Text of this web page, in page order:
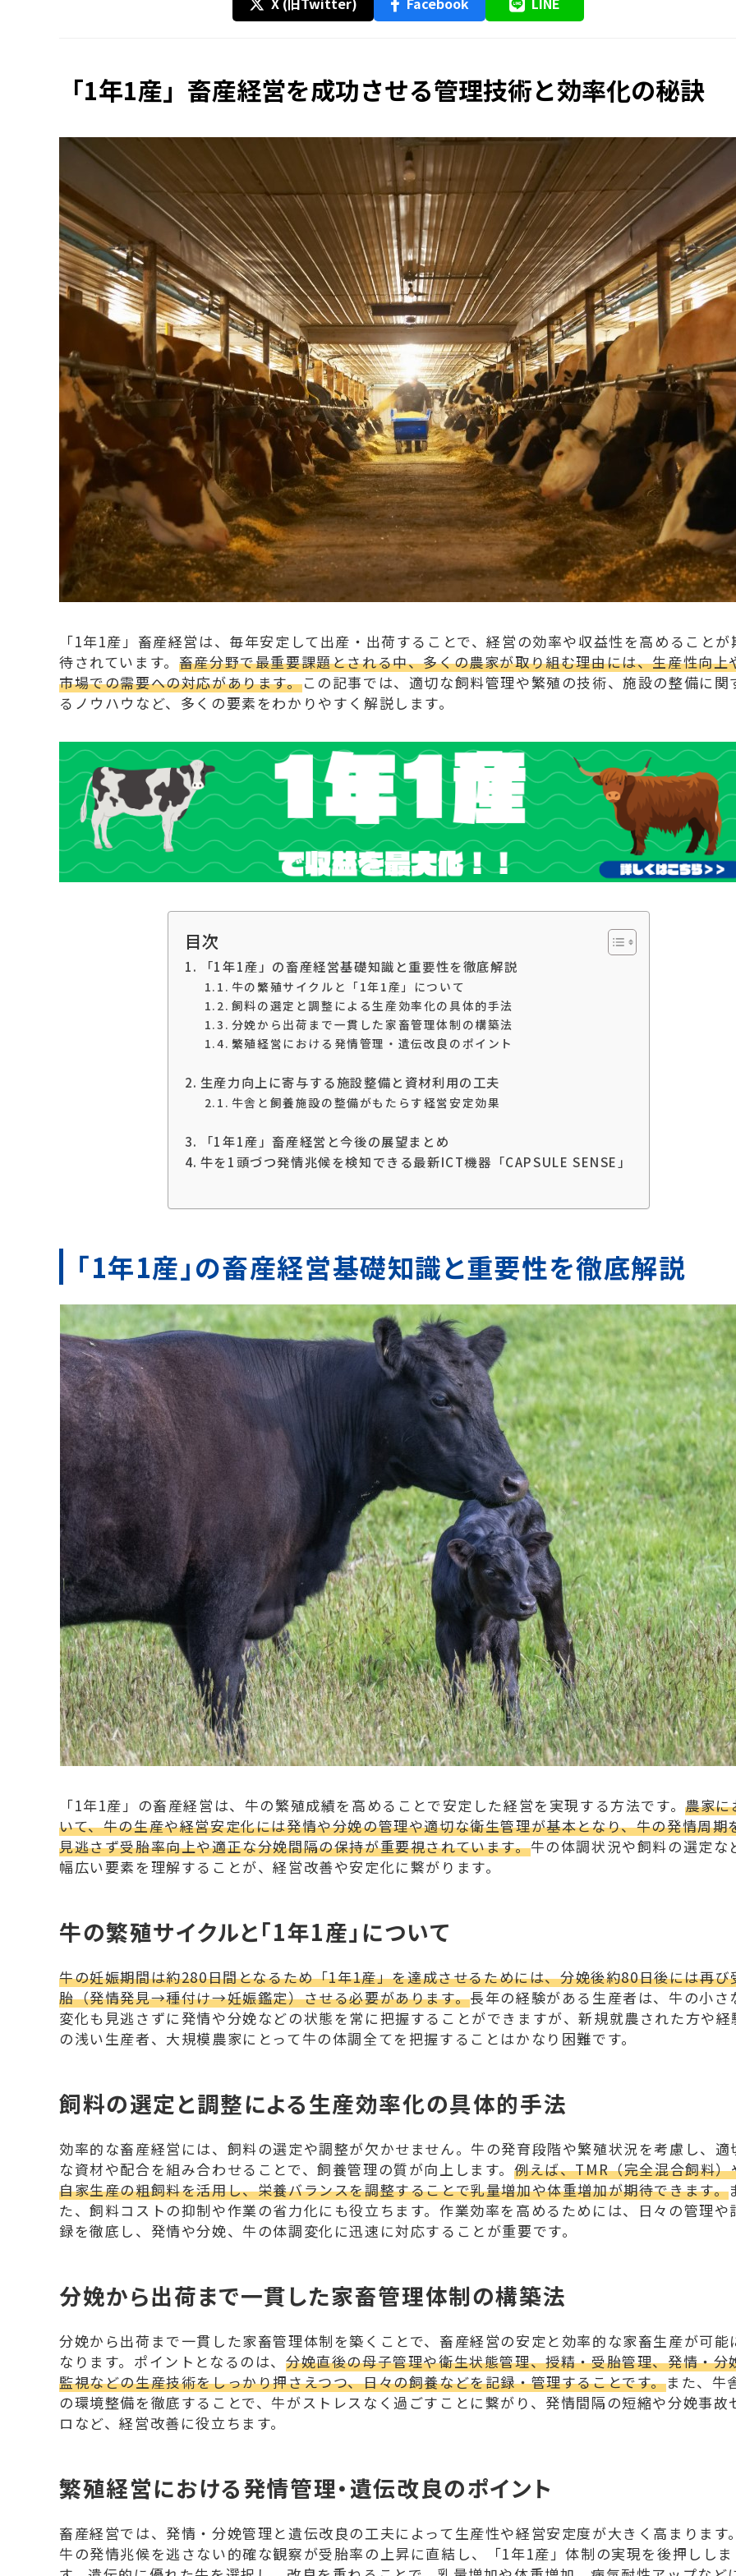
「1年1産」畜産経営を成功させる管理技術と効率化の秘訣
「1年1産」畜産経営は、毎年安定して出産・出荷することで、経営の効率や収益性を高めることが
待されています。 畜産分野で最重要課題とされる中、多くの農家が取り組む理由には、生産性向上
市場での需要への対応があります。この記事では、適切な飼料管理や繁殖の技術、施設の整備に関
るノウハウなど、多くの要素をわかりやすく解説します。
目次
「1年1産」の畜産経営基礎知識と重要性を徹底解説
牛の繁殖サイクルと「1年1産」について
飼料の選定と調整による生産効率化の具体的手法
分娩から出荷まで一貫した家畜管理体制の構築法
繁殖経営における発情管理・遺伝改良のポイント
生産力向上に寄与する施設整備と資材利用の工夫
牛舎と飼養施設の整備がもたらす経営安定効果
「1年1産」畜産経営と今後の展望まとめ
牛を1頭づつ発情兆候を検知できる最新ICT機器「CAPSULE SENSE」
「1年1産」の畜産経営基礎知識と重要性を徹底解説
「1年1産」の畜産経営は、牛の繁殖成績を高めることで安定した経営を実現する方法です。農家に
いて、牛の生産や経営安定化には発情や分娩の管理や適切な衛生管理が基本となり、牛の発情周期
見逃さず受胎率向上や適正な分娩間隔の保持が重要視されています。牛の体調状況や飼料の選定な
幅広い要素を理解することが、経営改善や安定化に繋がります。
牛の繁殖サイクルと「1年1産」について
牛の妊娠期間は約280日間となるため「1年1産」を達成させるためには、分娩後約80日後には再び
胎（発情発見→種付け→妊娠鑑定）させる必要があります。長年の経験がある生産者は、牛の小さ
変化も見逃さずに発情や分娩などの状態を常に把握することができますが、新規就農された方や経
の浅い生産者、大規模農家にとって牛の体調全てを把握することはかなり困難です。
飼料の選定と調整による生産効率化の具体的手法
効率的な畜産経営には、飼料の選定や調整が欠かせません。牛の発育段階や繁殖状況を考慮し、適
な資材や配合を組み合わせることで、飼養管理の質が向上します。例えば、TMR（完全混合飼料）
自家生産の粗飼料を活用し、栄養バランスを調整することで乳量増加や体重増加が期待できます。
た、飼料コストの抑制や作業の省力化にも役立ちます。作業効率を高めるためには、日々の管理や
録を徹底し、発情や分娩、牛の体調変化に迅速に対応することが重要です。
分娩から出荷まで一貫した家畜管理体制の構築法
分娩から出荷まで一貫した家畜管理体制を築くことで、畜産経営の安定と効率的な家畜生産が可能
なります。ポイントとなるのは、分娩直後の母子管理や衛生状態管理、授精・受胎管理、発情・分
監視などの生産技術をしっかり押さえつつ、日々の飼養などを記録・管理することです。また、牛
の環境整備を徹底することで、牛がストレスなく過ごすことに繋がり、発情間隔の短縮や分娩事故
ロなど、経営改善に役立ちます。
繁殖経営における発情管理・遺伝改良のポイント
畜産経営では、発情・分娩管理と遺伝改良の工夫によって生産性や経営安定度が大きく高まります
牛の発情兆候を逃さない的確な観察が受胎率の上昇に直結し、「1年1産」体制の実現を後押ししま